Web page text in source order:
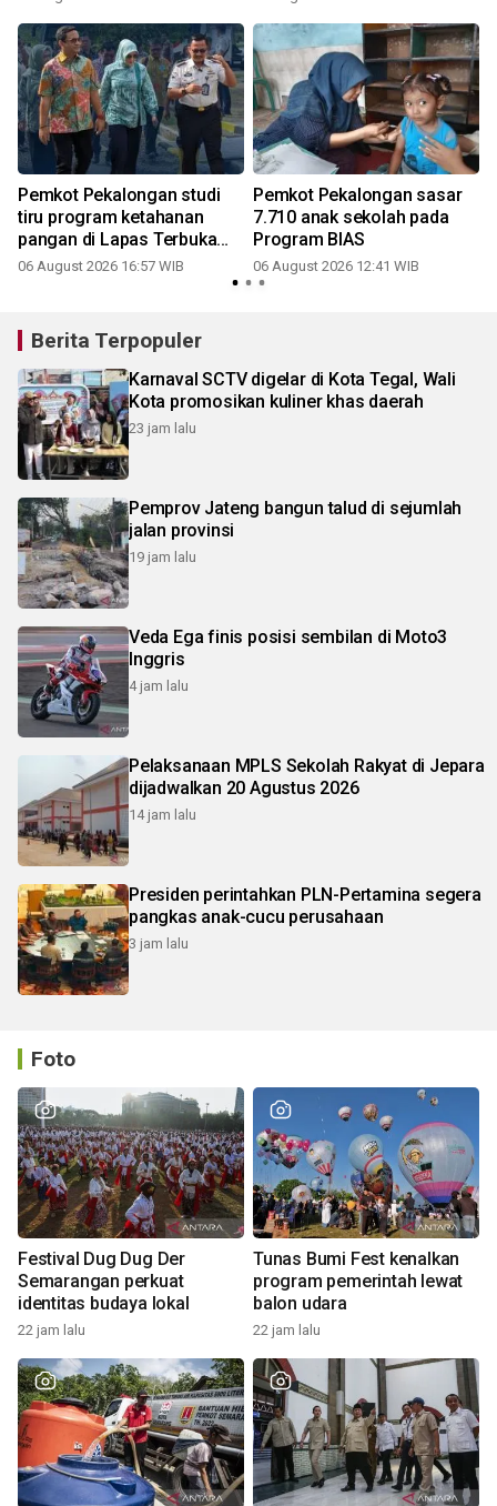
Pemkot Pekalongan studi
tiru program ketahanan
pangan di Lapas Terbuka
Nusakambangan
06 August 2026 16:57 WIB
Pemkot Pekalongan sasar
7.710 anak sekolah pada
Program BIAS
06 August 2026 12:41 WIB
Berita Terpopuler
Karnaval SCTV digelar di Kota Tegal, Wali
Kota promosikan kuliner khas daerah
23 jam lalu
Pemprov Jateng bangun talud di sejumlah
jalan provinsi
19 jam lalu
Veda Ega finis posisi sembilan di Moto3
Inggris
4 jam lalu
Pelaksanaan MPLS Sekolah Rakyat di Jepara
dijadwalkan 20 Agustus 2026
14 jam lalu
Presiden perintahkan PLN-Pertamina segera
pangkas anak-cucu perusahaan
3 jam lalu
Foto
Festival Dug Dug Der
Semarangan perkuat
identitas budaya lokal
22 jam lalu
Tunas Bumi Fest kenalkan
program pemerintah lewat
balon udara
22 jam lalu